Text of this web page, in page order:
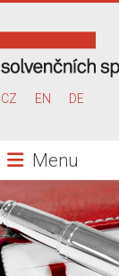
CZ EN DE
Menu